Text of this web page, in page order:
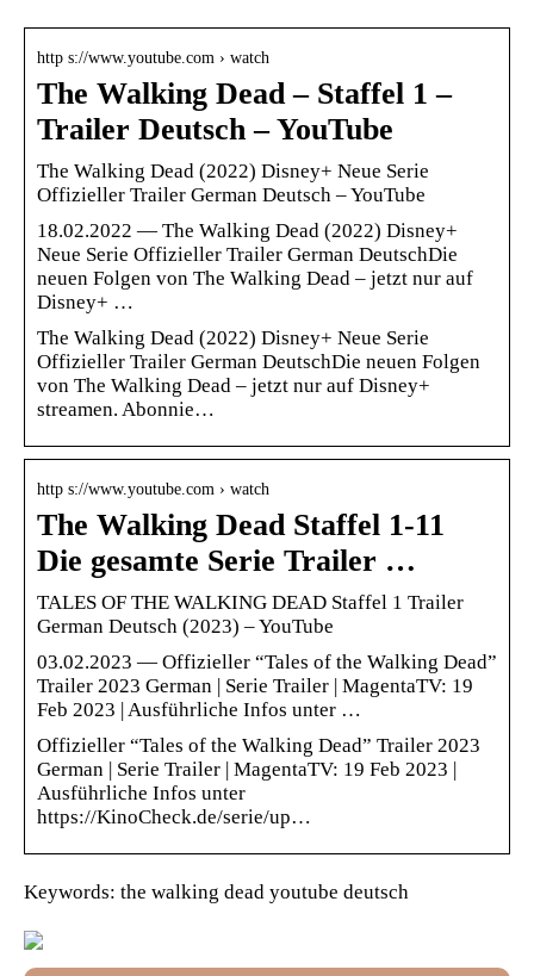
http s://www.youtube.com › watch
The Walking Dead – Staffel 1 –
Trailer Deutsch – YouTube
The Walking Dead (2022) Disney+ Neue Serie
Offizieller Trailer German Deutsch – YouTube
18.02.2022 — The Walking Dead (2022) Disney+
Neue Serie Offizieller Trailer German DeutschDie
neuen Folgen von The Walking Dead – jetzt nur auf
Disney+ …
The Walking Dead (2022) Disney+ Neue Serie
Offizieller Trailer German DeutschDie neuen Folgen
von The Walking Dead – jetzt nur auf Disney+
streamen. Abonnie…
http s://www.youtube.com › watch
The Walking Dead Staffel 1-11
Die gesamte Serie Trailer …
TALES OF THE WALKING DEAD Staffel 1 Trailer
German Deutsch (2023) – YouTube
03.02.2023 — Offizieller “Tales of the Walking Dead”
Trailer 2023 German | Serie Trailer | MagentaTV: 19
Feb 2023 | Ausführliche Infos unter …
Offizieller “Tales of the Walking Dead” Trailer 2023
German | Serie Trailer | MagentaTV: 19 Feb 2023 |
Ausführliche Infos unter
https://KinoCheck.de/serie/up…
Keywords: the walking dead youtube deutsch